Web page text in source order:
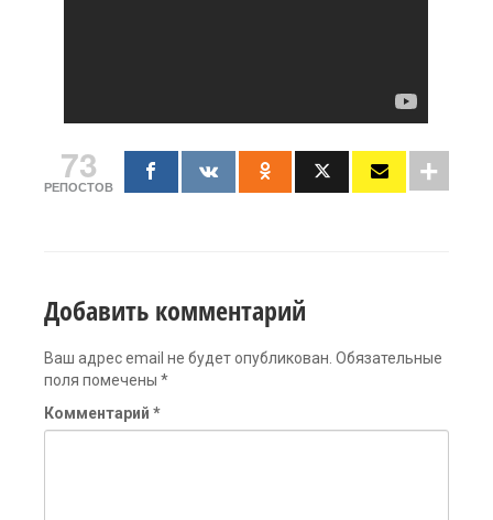
73
РЕПОСТОВ
Добавить комментарий
Ваш адрес email не будет опубликован. Обязательные
поля помечены *
Комментарий *